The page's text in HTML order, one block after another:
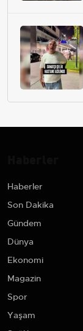
Haberler
Son Dakika
Gündem
Dünya
Ekonomi
Magazin
Spor
Yaşam